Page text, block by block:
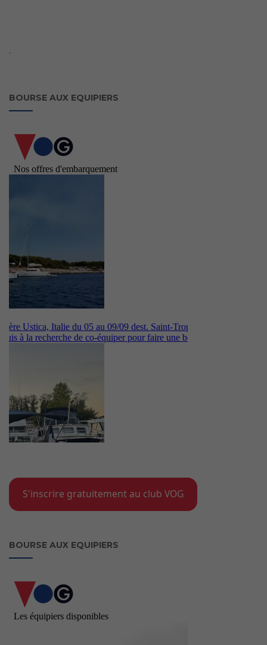
`
BOURSE AUX EQUIPIERS
S'inscrire gratuitement au club VOG
BOURSE AUX EQUIPIERS